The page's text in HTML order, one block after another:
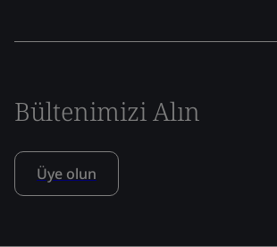
Bültenimizi Alın
Üye olun